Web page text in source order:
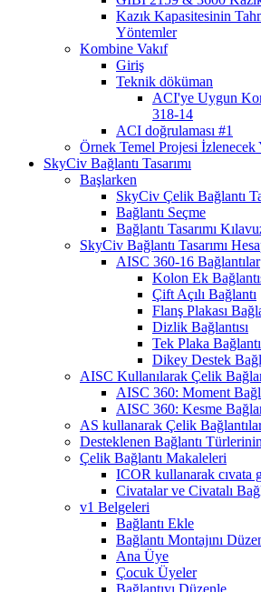
Kazık Kapasitesinin
Yöntemler
Kombine Vakıf
Giriş
Teknik döküman
ACI'ye Uygun
318-14
ACI doğrulaması #1
Örnek Temel Projesi İzlenecek
SkyCiv Bağlantı Tasarımı
Başlarken
SkyCiv Çelik Bağlantı
Bağlantı Seçme
Bağlantı Tasarımı
SkyCiv Bağlantı Tasarımı
AISC 360-16 Bağlantılar
Kolon Ek
Çift Açılı Bağlantı
Flanş Plakası
Dizlik Bağlantısı
Tek Plaka
Dikey Destek
AISC Kullanılarak Çelik
AISC 360: Moment
AISC 360: Kesme
AS kullanarak Çelik
Desteklenen Bağlantı
Çelik Bağlantı Makaleleri
ICOR kullanarak cıvata
Civatalar ve Civatalı
v1 Belgeleri
Bağlantı Ekle
Bağlantı Montajını
Ana Üye
Çocuk Üyeler